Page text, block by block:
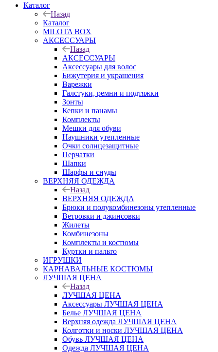
Каталог
Назад
Каталог
MILOTA BOX
АКСЕССУАРЫ
Назад
АКСЕССУАРЫ
Аксессуары для волос
Бижутерия и украшения
Варежки
Галстуки, ремни и подтяжки
Зонты
Кепки и панамы
Комплекты
Мешки для обуви
Наушники утепленные
Очки солнцезащитные
Перчатки
Шапки
Шарфы и снуды
ВЕРХНЯЯ ОДЕЖДА
Назад
ВЕРХНЯЯ ОДЕЖДА
Брюки и полукомбинезоны утепленные
Ветровки и джинсовки
Жилеты
Комбинезоны
Комплекты и костюмы
Куртки и пальто
ИГРУШКИ
КАРНАВАЛЬНЫЕ КОСТЮМЫ
ЛУЧШАЯ ЦЕНА
Назад
ЛУЧШАЯ ЦЕНА
Аксессуары ЛУЧШАЯ ЦЕНА
Белье ЛУЧШАЯ ЦЕНА
Верхняя одежда ЛУЧШАЯ ЦЕНА
Колготки и носки ЛУЧШАЯ ЦЕНА
Обувь ЛУЧШАЯ ЦЕНА
Одежда ЛУЧШАЯ ЦЕНА